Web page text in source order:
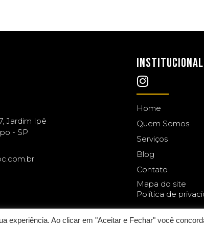
Jardim Ipê
- SP
INSTITUCIONAL
Home
Quem Somos
Serviços
Blog
Contato
Mapa do site
Política de
experiência. Ao clicar em "Aceitar e Fechar" você